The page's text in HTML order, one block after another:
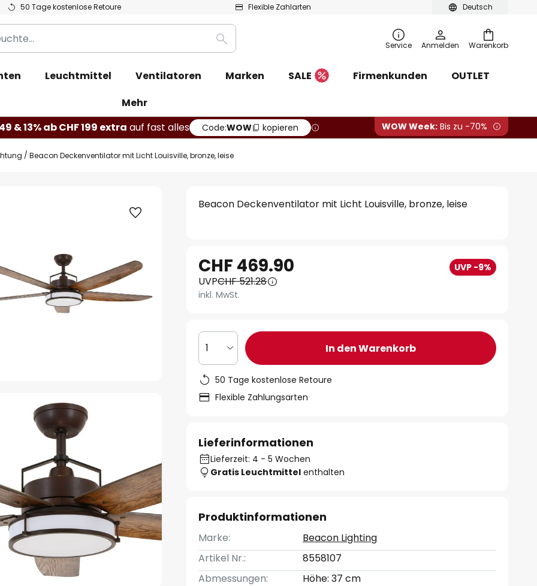
Deutsch
50 Tage kostenlose Retoure Flexible Zahlarten
Warenkorb
Suche Service Anmelden
Leuchtmittel Ventilatoren Marken SALE Firmenkunden
OUTLET
Mehr
& 13% ab CHF 199 extra auf fast alles Code:WOW kopieren WOW Week: Bis zu -70%
Beacon Deckenventilator mit Licht Louisville, bronze, leise
Beacon Deckenventilator mit Licht Louisville, bronze, leise
CHF 469.90 UVP -9%
UVPCHF 521.28
inkl. MwSt.
1 In den Warenkorb
50 Tage kostenlose Retoure
Flexible Zahlungsarten
Lieferinformationen
Lieferzeit: 4 - 5 Wochen
Gratis Leuchtmittel enthalten
Produktinformationen
Marke:
Beacon Lighting
Artikel Nr.:
8558107
Abmessungen:
Höhe: 37 cm